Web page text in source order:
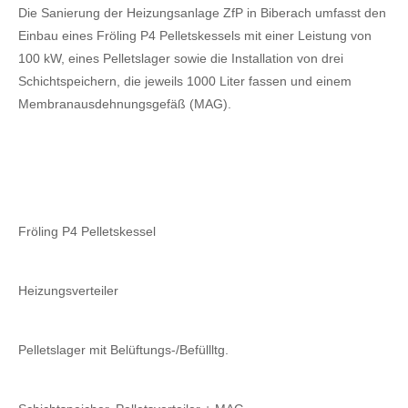
Die Sanierung der Heizungsanlage ZfP in Biberach umfasst den
Einbau eines Fröling P4 Pelletskessels mit einer Leistung von
100 kW, eines Pelletslager sowie die Installation von drei
Schichtspeichern, die jeweils 1000 Liter fassen und einem
Membranausdehnungsgefäß (MAG).
Fröling P4 Pelletskessel
Heizungsverteiler
Pelletslager mit Belüftungs-/Befüllltg.